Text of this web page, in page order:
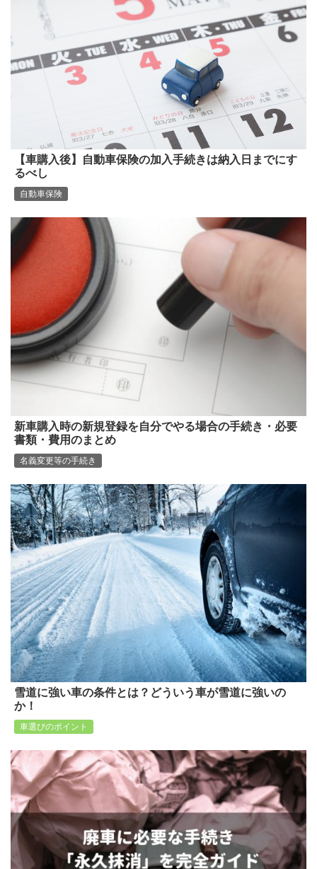
【車購入後】自動車保険の加入手続きは納入日までにす
るべし
自動車保険
新車購入時の新規登録を自分でやる場合の手続き・必要
書類・費用のまとめ
名義変更等の手続き
雪道に強い車の条件とは？どういう車が雪道に強いの
か！
車選びのポイント